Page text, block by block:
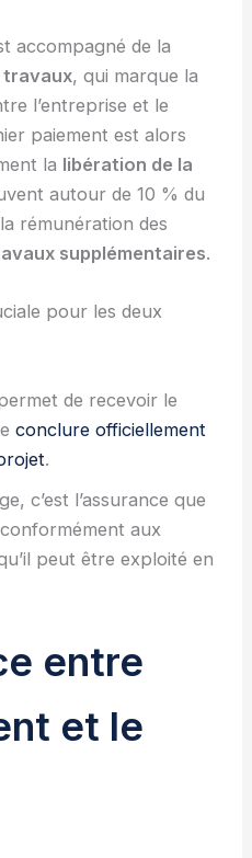
accompagné de la
travaux, qui marque la
l’entreprise et le
paiement est alors
la libération de la
autour de 10 % du
rémunération des
supplémentaires.
pour les deux
de recevoir le
conclure officiellement
.
c’est l’assurance que
aux
peut être exploité en
entre
et le